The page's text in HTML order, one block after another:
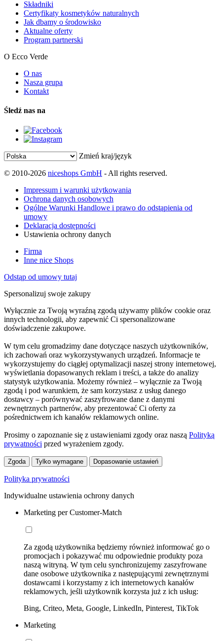
Składniki
Certyfikaty kosmetyków naturalnych
Jak dbamy o środowisko
Aktualne oferty
Program partnerski
O Ecco Verde
O nas
Nasza grupa
Kontakt
Śledź nas na
Zmień kraj/język
© 2010-2026 niceshops GmbH - All rights reserved.
Impressum i warunki użytkowania
Ochrona danych osobowych
Ogólne Warunki Handlowe i prawo do odstąpienia od
umowy
Deklaracja dostępności
Ustawienia ochrony danych
Firma
Inne nice Shops
Odstąp od umowy tutaj
Spersonalizuj swoje zakupy
Wyłącznie za Twoją wyraźną zgodą używamy plików cookie oraz
innych technologii, aby zapewnić Ci spersonalizowane
doświadczenie zakupowe.
W tym celu gromadzimy dane dotyczące naszych użytkowników,
ich zachowań oraz wykorzystywanych urządzeń. Informacje te
wykorzystujemy do ciągłej optymalizacji naszej strony internetowej,
wyświetlania dopasowanych reklam i treści, a także do analizy
statystyk użytkowania. Możemy również – wyłącznie za Twoją
zgodą i pod warunkiem, że sam korzystasz z usług danego
dostawcy – porównywać zaszyfrowane dane z danymi
zewnętrznych partnerów, aby prezentować Ci oferty za
pośrednictwem ich kanałów reklamowych online.
Prosimy o zapoznanie się z ustawieniami zgody oraz naszą Polityką
prywatności przed wyrażeniem zgody.
Zgoda Tylko wymagane Dopasowanie ustawień
Polityka prywatności
Indywidualne ustawienia ochrony danych
Marketing per Customer-Match
Za zgodą użytkownika będziemy również informować go o
promocjach i pokazywać mu odpowiednie produkty poza
naszą witryną. W tym celu synchronizujemy zaszyfrowane
dane osobowe użytkownika z następującymi zewnętrznymi
dostawcami i korzystamy z ich internetowych kanałów
reklamowych, jeśli użytkownik korzysta już z ich usług:
Bing, Criteo, Meta, Google, LinkedIn, Pinterest, TikTok
Marketing